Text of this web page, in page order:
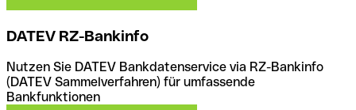
DATEV RZ-Bankinfo
Nutzen Sie DATEV Bankdatenservice via RZ-Bankinfo
(DATEV Sammelverfahren) für umfassende
Bankfunktionen